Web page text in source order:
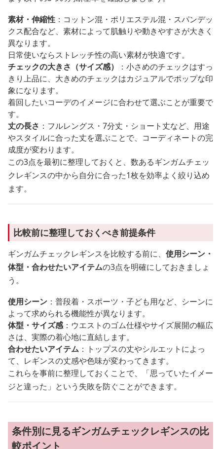
素材・伸縮性 ：コットン混・ポリエステル混・スパンデッ
クス配合など、素材によって肌触りや動きやすさが大きく
異なります。
日常使いならストレッチ性の高い素材が快適です。
チェックの大きさ（サイズ感）
：小さめのチェックはすっ
きり上品に、大きめのチェックはカジュアルでポップな印
象になります。
着回したいコーデのイメージに合わせて選ぶことが重要で
す。
丈の長さ ：フルレングス・7分丈・ショート丈など、用途
やスタイルに合った丈を選ぶことで、コーディネートの完
成度が変わります。
この3点を最初に整理しておくと、数あるギンガムチェッ
クレギンスの中から自分に合った1枚を効率よく絞り込め
ます。
比較前に整理しておくべき前提条件
ギンガムチェックレギンスを比較する前に、 使用シーン・
体型・合わせたいアイテムの3点を明確にしておきましょ
う。
使用シーン ：普段着・スポーツ・子ども用など、シーンに
よって求められる機能性が異なります。
体型・サイズ感：ウエストのゴム仕様やサイズ展開の幅広
さは、実際の着心地に直結します。
合わせたいアイテム ：トップスの丈やシルエットによっ
て、レギンスの丈感や色味が変わってきます。
これらを事前に整理しておくことで、「思っていたイメー
ジと違った」という失敗を防ぐことができます。
条件別に見るギンガムチェックレギンスの比
較ポイント